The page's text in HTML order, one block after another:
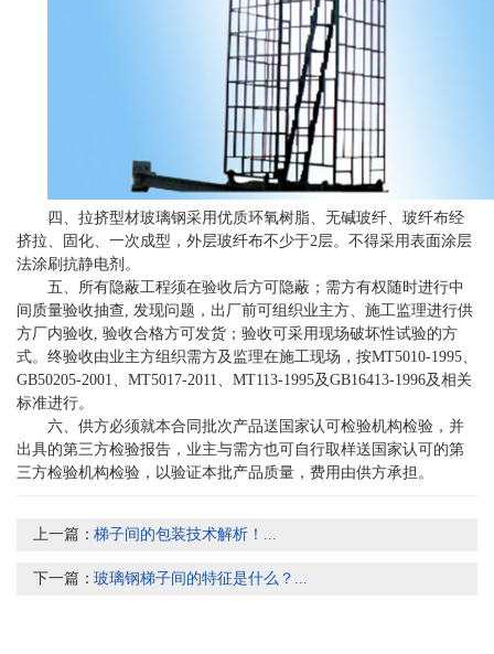
四、拉挤型材玻璃钢采用优质环氧树脂、无碱玻纤、玻纤布经
挤拉、固化、一次成型，外层玻纤布不少于2层。不得采用表面涂层
法涂刷抗静电剂。
五、所有隐蔽工程须在验收后方可隐蔽；需方有权随时进行中
间质量验收抽查, 发现问题，出厂前可组织业主方、施工监理进行供
方厂内验收, 验收合格方可发货；验收可采用现场破坏性试验的方
式。终验收由业主方组织需方及监理在施工现场，按MT5010-1995、
GB50205-2001、MT5017-2011、MT113-1995及GB16413-1996及相关
标准进行。
六、供方必须就本合同批次产品送国家认可检验机构检验，并
出具的第三方检验报告，业主与需方也可自行取样送国家认可的第
三方检验机构检验，以验证本批产品质量，费用由供方承担。
上一篇：梯子间的包装技术解析！...
下一篇：玻璃钢梯子间的特征是什么？...